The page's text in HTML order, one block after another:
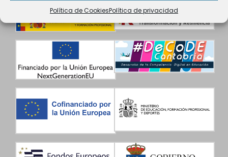
Política de CookiesPolítica de privacidad